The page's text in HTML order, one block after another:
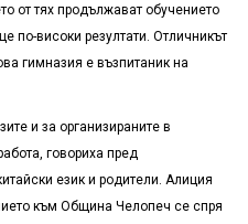
от тях продължават обучението
по-високи резултати. Отличникът
гимназия е възпитаник на
и за организираните в
говориха пред
език и родители. Алиция
към Община Челопеч се спря